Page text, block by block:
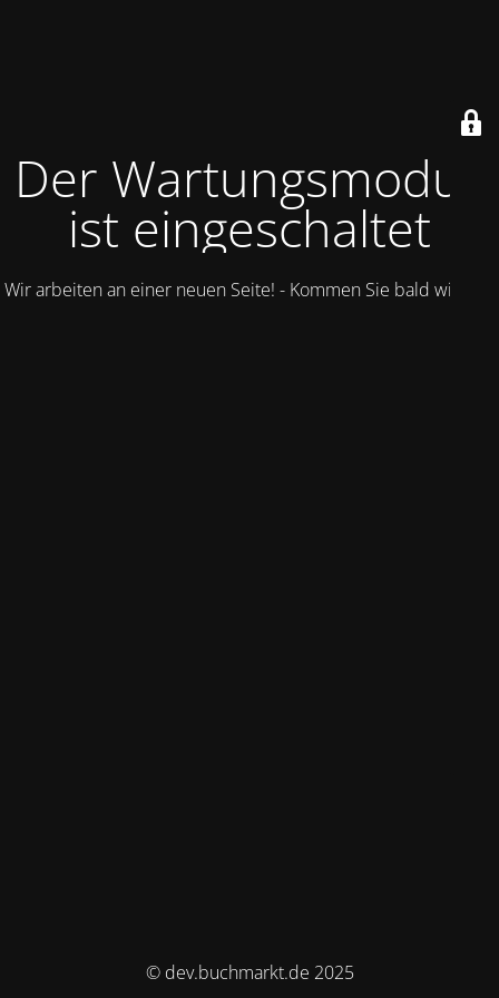
Der Wartungsmodus
ist eingeschaltet
Wir arbeiten an einer neuen Seite! - Kommen Sie bald wieder.
© dev.buchmarkt.de 2025